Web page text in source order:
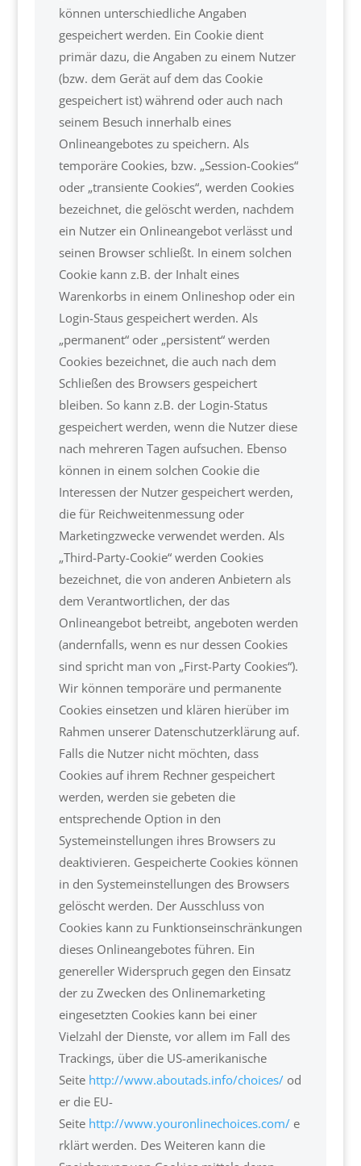
können unterschiedliche Angaben
gespeichert werden. Ein Cookie dient
primär dazu, die Angaben zu einem Nutzer
(bzw. dem Gerät auf dem das Cookie
gespeichert ist) während oder auch nach
seinem Besuch innerhalb eines
Onlineangebotes zu speichern. Als
temporäre Cookies, bzw. „Session-Cookies“
oder „transiente Cookies“, werden Cookies
bezeichnet, die gelöscht werden, nachdem
ein Nutzer ein Onlineangebot verlässt und
seinen Browser schließt. In einem solchen
Cookie kann z.B. der Inhalt eines
Warenkorbs in einem Onlineshop oder ein
Login-Staus gespeichert werden. Als
„permanent“ oder „persistent“ werden
Cookies bezeichnet, die auch nach dem
Schließen des Browsers gespeichert
bleiben. So kann z.B. der Login-Status
gespeichert werden, wenn die Nutzer diese
nach mehreren Tagen aufsuchen. Ebenso
können in einem solchen Cookie die
Interessen der Nutzer gespeichert werden,
die für Reichweitenmessung oder
Marketingzwecke verwendet werden. Als
„Third-Party-Cookie“ werden Cookies
bezeichnet, die von anderen Anbietern als
dem Verantwortlichen, der das
Onlineangebot betreibt, angeboten werden
(andernfalls, wenn es nur dessen Cookies
sind spricht man von „First-Party Cookies“).
Wir können temporäre und permanente
Cookies einsetzen und klären hierüber im
Rahmen unserer Datenschutzerklärung auf.
Falls die Nutzer nicht möchten, dass
Cookies auf ihrem Rechner gespeichert
werden, werden sie gebeten die
entsprechende Option in den
Systemeinstellungen ihres Browsers zu
deaktivieren. Gespeicherte Cookies können
in den Systemeinstellungen des Browsers
gelöscht werden. Der Ausschluss von
Cookies kann zu Funktionseinschränkungen
dieses Onlineangebotes führen. Ein
genereller Widerspruch gegen den Einsatz
der zu Zwecken des Onlinemarketing
eingesetzten Cookies kann bei einer
Vielzahl der Dienste, vor allem im Fall des
Trackings, über die US-amerikanische
Seite http://www.aboutads.info/choices/ od
er die EU-
Seite http://www.youronlinechoices.com/ e
rklärt werden. Des Weiteren kann die